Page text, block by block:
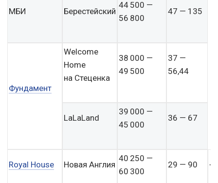
МБИ Берестейский
44 500 —
56 800
47 — 135
Фундамент
Welcome
Home
на Стеценка
38 000 —
49 500
37 —
56,44
LaLaLand
39 000 —
45 000
36 — 67
Royal House Новая Англия
40 250 —
60 300
29 — 90 +